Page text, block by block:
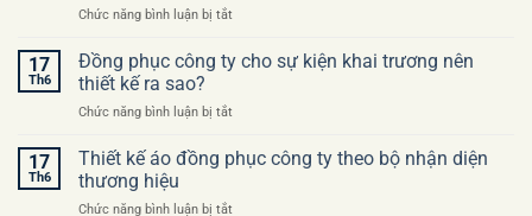
gặp
đặt
đồng
công
Chức năng bình luận bị tắt
trước
may
phục
17
Th6
Đồng phục công ty cho sự kiện khai trương nên
thiết kế ra sao?
Chức năng bình luận bị tắt
phục
công
cho
17
Th6
Thiết kế áo đồng phục công ty theo bộ nhận diện
thương hiệu
Chức năng bình luận bị tắt